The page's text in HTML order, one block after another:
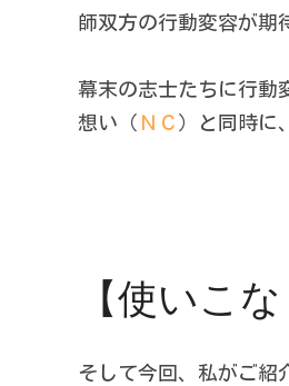
師双方の行動変容が期
幕末の志士たちに行動
想い（ ＮＣ ）と同時に
【使いこ
そして今回、私がご紹